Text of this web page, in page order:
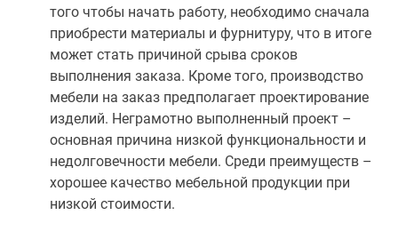
того чтобы начать работу, необходимо сначала
приобрести материалы и фурнитуру, что в итоге
может стать причиной срыва сроков
выполнения заказа. Кроме того, производство
мебели на заказ предполагает проектирование
изделий. Неграмотно выполненный проект –
основная причина низкой функциональности и
недолговечности мебели. Среди преимуществ –
хорошее качество мебельной продукции при
низкой стоимости.